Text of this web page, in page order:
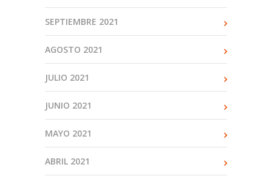
SEPTIEMBRE 2021
AGOSTO 2021
JULIO 2021
JUNIO 2021
MAYO 2021
ABRIL 2021